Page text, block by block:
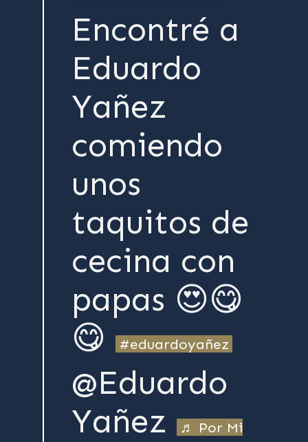
Encontré a
Eduardo
Yañez
comiendo
unos
taquitos de
cecina con
papas 😍😋
😋
#eduardoyañez
@Eduardo
Yañez
♬ Por Mi